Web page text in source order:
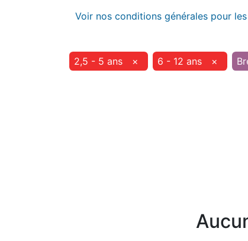
Voir nos conditions générales pour
2,5 - 5 ans × 6 - 12 ans ×